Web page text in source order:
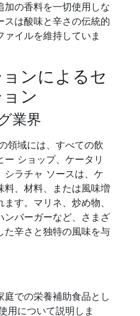
加の香料を一切使用しな
スは酸味と辛さの伝統的
イルを維持していま
ンによるセ
ン
業界
領域には、すべての飲
ショップ、ケータリ
シラチャ ソースは、ケ
料、材料、または風味増
す。マリネ、炒め物、
ンバーガーなど、さまざ
た辛さと独特の風味を与
庭での栄養補助食品とし
用について説明しま